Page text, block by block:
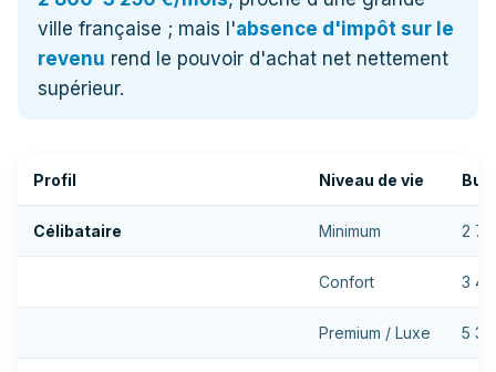
ville française ; mais l'absence d'impôt sur le
revenu rend le pouvoir d'achat net nettement
supérieur.
Profil Niveau de vie
Célibataire Minimum 2
Confort 3
Premium / Luxe 5